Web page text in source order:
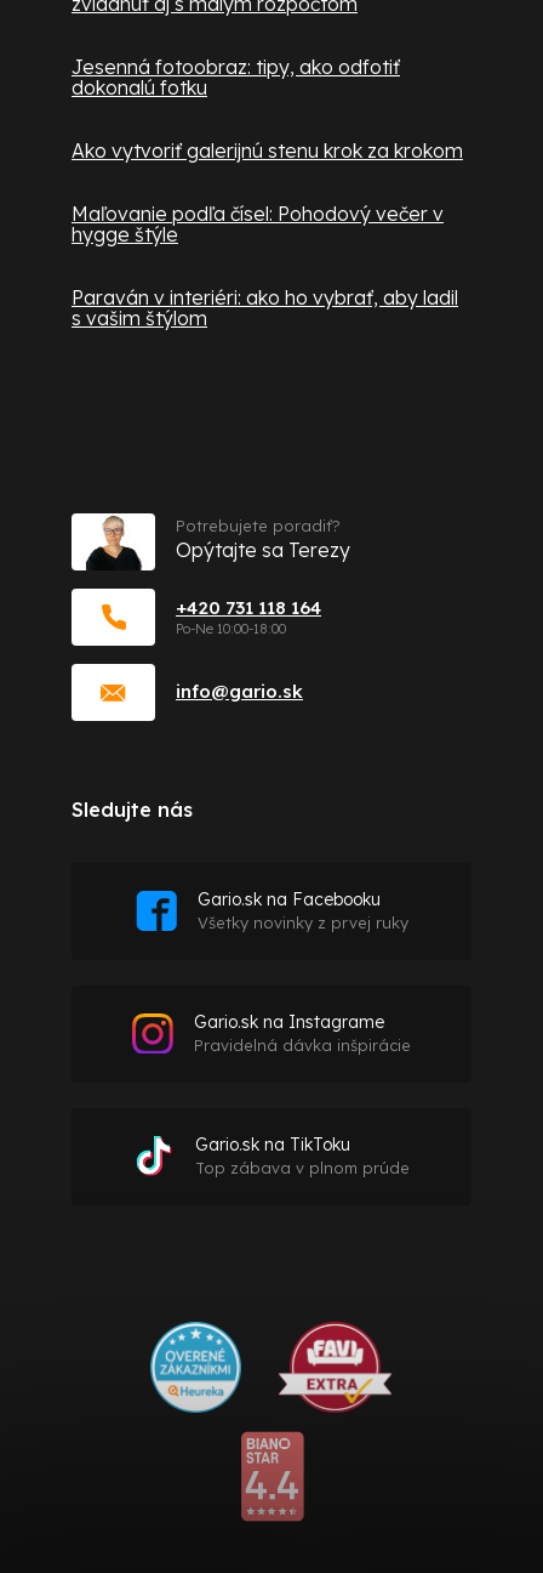
Jesenná fotoobraz: tipy, ako odfotiť
dokonalú fotku
Ako vytvoriť galerijnú stenu krok za krokom
Maľovanie podľa čísel: Pohodový večer v
hygge štýle
Paraván v interiéri: ako ho vybrať, aby ladil
s vašim štýlom
info@gario.sk
+420 731 118 164
Potrebujete poradiť?
Opýtajte sa Terezy
Sledujte nás
Gario.sk na Facebooku
Všetky novinky z prvej ruky
Gario.sk na Instagrame
Pravidelná dávka inšpirácie
Gario.sk na TikToku
Top zábava v plnom prúde